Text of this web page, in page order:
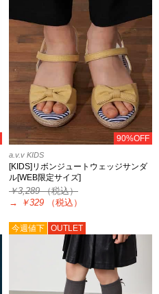
90%OFF
a.v.v KIDS
[KIDS]リボンジュートウェッジサンダ
ル[WEB限定サイズ]
￥3,289（税込）
→
￥329 （税込）
今週値下 OUTLET